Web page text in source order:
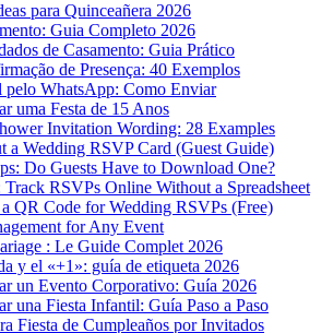
para Quinceañera 2026
Guia Completo 2026
de Casamento: Guia Prático
de Presença: 40 Exemplos
WhatsApp: Como Enviar
uma Festa de 15 Anos
Invitation Wording: 28 Examples
a Wedding RSVP Card (Guest Guide)
Do Guests Have to Download One?
RSVPs Online Without a Spreadsheet
QR Code for Wedding RSVPs (Free)
for Any Event
: Le Guide Complet 2026
y el «+1»: guía de etiqueta 2026
un Evento Corporativo: Guía 2026
una Fiesta Infantil: Guía Paso a Paso
Fiesta de Cumpleaños por Invitados